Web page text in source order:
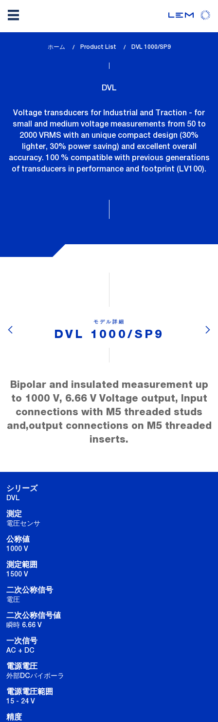
ホーム Product List
lem_current_page
DVL 1000/SP9
DVL
Voltage transducers for Industrial and Traction - for
small and medium voltage measurements from 50 to
2000 VRMS with an unique compact design (30%
lighter, 30% power saving) and excellent overall
accuracy. 100 % compatible with previous generations
of transducers in performance and footprint (LV100).
モデル詳細
DVL 1000/SP9
Bipolar and insulated measurement up
to 1000 V, 6.66 V Voltage output, Input
connections with M5 threaded studs
and,output connections on M5 threaded
inserts.
シリーズ
DVL
測定
電圧センサ
公称値
1000 V
測定範囲
1500 V
二次公称信号
電圧
二次公称信号値
瞬時 6.66 V
一次信号
AC + DC
電源電圧
外部DCバイポーラ
電源電圧範囲
15 - 24 V
精度